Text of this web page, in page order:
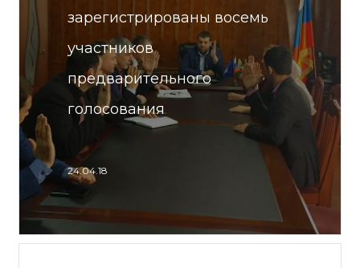
зарегистрированы восемь
участников
предварительного
голосования
24.04.18